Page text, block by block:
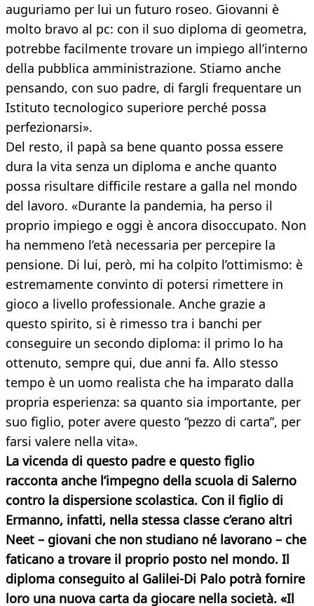
auguriamo per lui un futuro roseo. Giovanni è
molto bravo al pc: con il suo diploma di geometra,
potrebbe facilmente trovare un impiego all’interno
della pubblica amministrazione. Stiamo anche
pensando, con suo padre, di fargli frequentare un
Istituto tecnologico superiore perché possa
perfezionarsi».
Del resto, il papà sa bene quanto possa essere
dura la vita senza un diploma e anche quanto
possa risultare difficile restare a galla nel mondo
del lavoro. «Durante la pandemia, ha perso il
proprio impiego e oggi è ancora disoccupato. Non
ha nemmeno l’età necessaria per percepire la
pensione. Di lui, però, mi ha colpito l’ottimismo: è
estremamente convinto di potersi rimettere in
gioco a livello professionale. Anche grazie a
questo spirito, si è rimesso tra i banchi per
conseguire un secondo diploma: il primo lo ha
ottenuto, sempre qui, due anni fa. Allo stesso
tempo è un uomo realista che ha imparato dalla
propria esperienza: sa quanto sia importante, per
suo figlio, poter avere questo “pezzo di carta”, per
farsi valere nella vita».
La vicenda di questo padre e questo figlio
racconta anche l’impegno della scuola di Salerno
contro la dispersione scolastica. Con il figlio di
Ermanno, infatti, nella stessa classe c’erano altri
Neet – giovani che non studiano né lavorano – che
faticano a trovare il proprio posto nel mondo. Il
diploma conseguito al Galilei-Di Palo potrà fornire
loro una nuova carta da giocare nella società. «Il